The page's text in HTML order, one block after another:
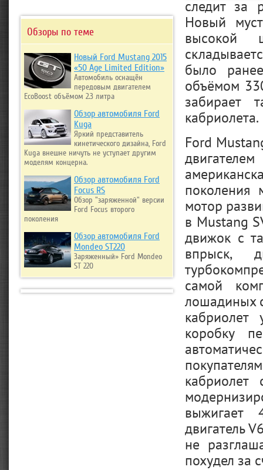
следит за
Новый
высокой
было
объёмом
забирает
кабриолета.
Ford
поколения
мотор
в Mustang
движок с
впрыск,
самой
лошадиных
кабриолет
коробку
выжигает
двигатель
не
похудел за
Обзоры по теме
Новый Ford Mustang 2015
«50 Age Limited Edition»
Автомобиль оснащён
передовым двигателем
EcoBoost объёмом 2.3 литра
Обзор автомобиля Ford
Kuga
Яркий представитель
кинетического дизайна, Ford
Kuga внешне ничуть не уступает другим
моделям концерна.
Обзор автомобиля Ford
Focus RS
Обзор "заряженной" версии
Ford Focus второго
поколения
Обзор автомобиля Ford
Mondeo ST220
Заряженный» Ford Mondeo
ST 220